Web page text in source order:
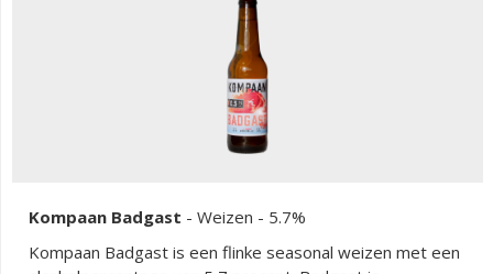
Kompaan Badgast - Weizen - 5.7%
Kompaan Badgast is een flinke seasonal weizen met een